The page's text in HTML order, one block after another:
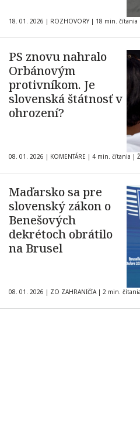
18. 01. 2026 | ROZHOVORY | 18 min. čítania
PS znovu nahralo
Orbánovým
protivníkom. Je
slovenská štátnosť v
ohrození?
08. 01. 2026 | KOMENTÁRE | 4 min. čítania |
Maďarsko sa pre
slovenský zákon o
Benešových
dekrétoch obrátilo
na Brusel
08. 01. 2026 | ZO ZAHRANIČIA | 2 min. čítania